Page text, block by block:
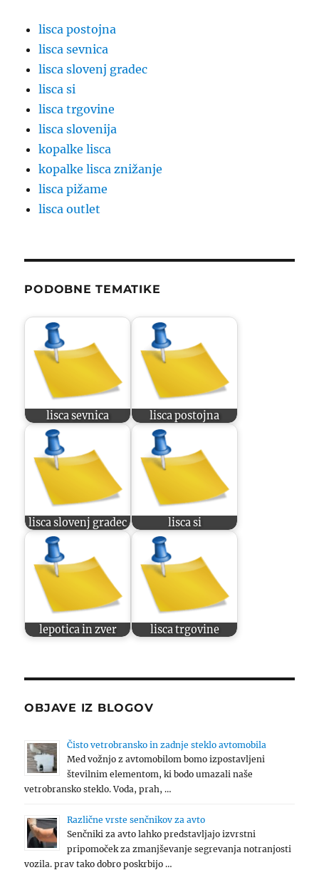
lisca postojna
lisca sevnica
lisca slovenj gradec
lisca si
lisca trgovine
lisca slovenija
kopalke lisca
kopalke lisca znižanje
lisca pižame
lisca outlet
PODOBNE TEMATIKE
lisca sevnica lisca postojna
lisca slovenj gradec lisca si
lepotica in zver lisca trgovine
OBJAVE IZ BLOGOV
Čisto vetrobransko in zadnje steklo avtomobila
Med vožnjo z avtomobilom bomo izpostavljeni
številnim elementom, ki bodo umazali naše
vetrobransko steklo. Voda, prah, …
Različne vrste senčnikov za avto
Senčniki za avto lahko predstavljajo izvrstni
pripomoček za zmanjševanje segrevanja notranjosti
vozila. prav tako dobro poskrbijo …